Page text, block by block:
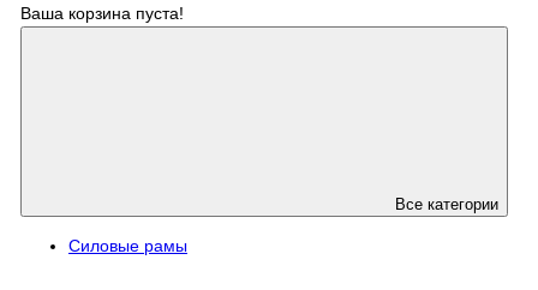
Ваша корзина пуста!
Все категории
Силовые рамы